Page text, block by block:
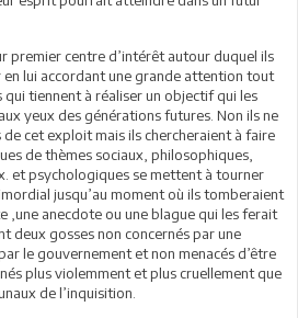
premier centre d’intérêt autour duquel ils
en lui accordant une grande attention tout
qui tiennent à réaliser un objectif qui les
yeux des générations futures. Non ils ne
cet exploit mais ils chercheraient à faire
de thèmes sociaux, philosophiques,
et psychologiques se mettent à tourner
jusqu’au moment où ils tomberaient
,une anecdote ou une blague qui les ferait
deux gosses non concernés par une
le gouvernement et non menacés d’être
plus violemment et plus cruellement que
de l’inquisition.